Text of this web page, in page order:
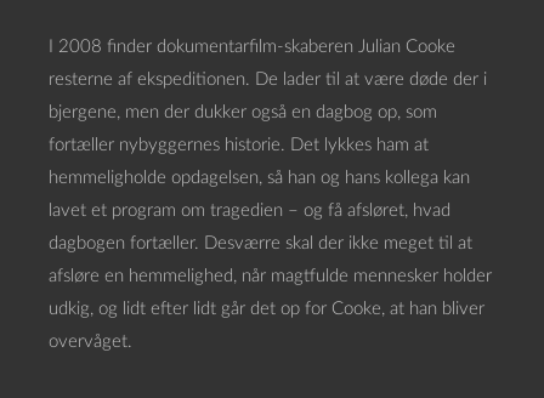
I 2008 finder dokumentarfilm-skaberen Julian Cooke
resterne af ekspeditionen. De lader til at være døde der i
bjergene, men der dukker også en dagbog op, som
fortæller nybyggernes historie. Det lykkes ham at
hemmeligholde opdagelsen, så han og hans kollega kan
lavet et program om tragedien – og få afsløret, hvad
dagbogen fortæller. Desværre skal der ikke meget til at
afsløre en hemmelighed, når magtfulde mennesker holder
udkig, og lidt efter lidt går det op for Cooke, at han bliver
overvåget.